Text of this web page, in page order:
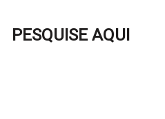
PESQUISE AQUI